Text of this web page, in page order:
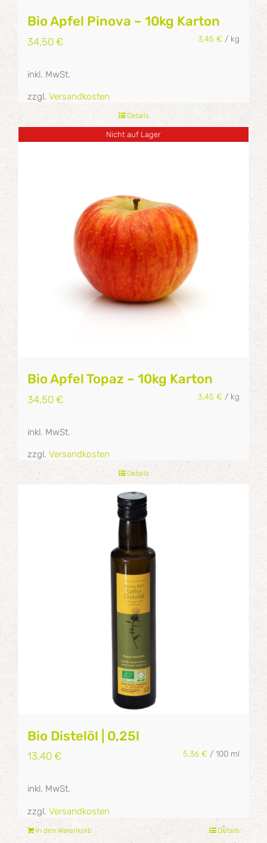
Bio Apfel Pinova – 10kg Karton
34,50 € 3,45€ / kg
inkl. MwSt.
zzgl. Versandkosten
Details
Nicht auf Lager
Bio Apfel Topaz – 10kg Karton
34,50 € 3,45€ / kg
inkl. MwSt.
zzgl. Versandkosten
Details
Bio Distelöl | 0,25l
13,40 € 5,36€ /100 ml
inkl. MwSt.
zzgl. Versandkosten
In den Warenkorb Details